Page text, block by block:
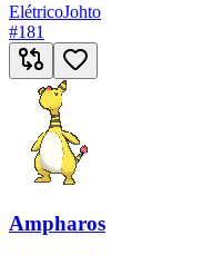
ElétricoJohto
#181
Ampharos